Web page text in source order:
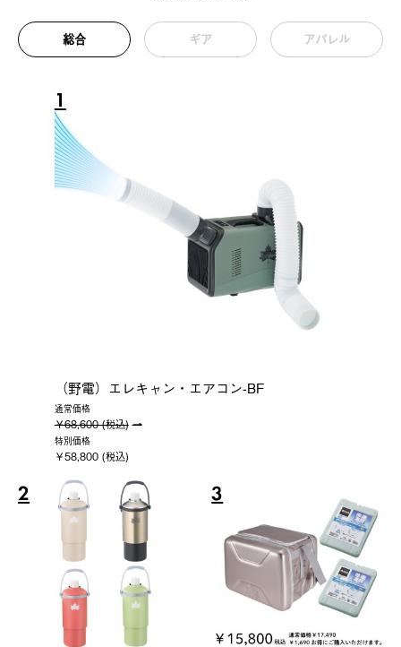
総合 ギア アパレル
1
（野電）エレキャン・エアコン-BF
通常価格
￥68,600 (税込)
特別価格
￥58,800 (税込)
2 3